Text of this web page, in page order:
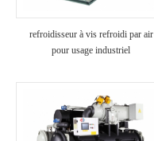
refroidisseur à vis refroidi par air
pour usage industriel